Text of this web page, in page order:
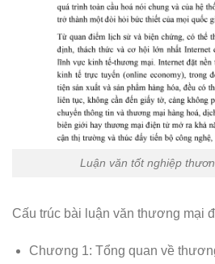
Luận văn tốt nghiệp
Cấu trúc bài luận văn thương mại
Chương 1: Tổng quan về